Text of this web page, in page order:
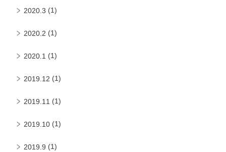
2020.3 (1)
2020.2 (1)
2020.1 (1)
2019.12 (1)
2019.11 (1)
2019.10 (1)
2019.9 (1)